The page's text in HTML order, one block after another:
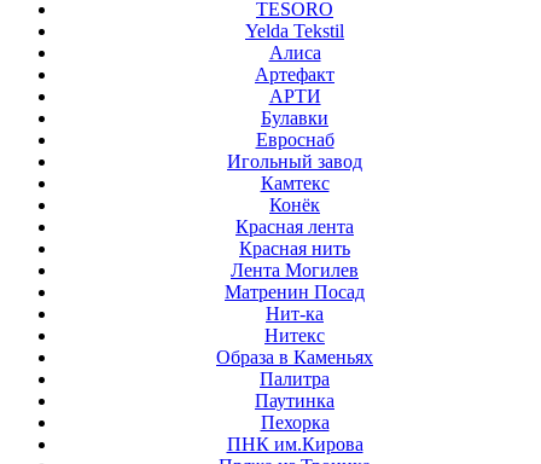
TESORO
Yelda Tekstil
Алиса
Артефакт
АРТИ
Булавки
Евроснаб
Игольный завод
Камтекс
Конёк
Красная лента
Красная нить
Лента Могилев
Матренин Посад
Нит-ка
Нитекс
Образа в Каменьях
Палитра
Паутинка
Пехорка
ПНК им.Кирова